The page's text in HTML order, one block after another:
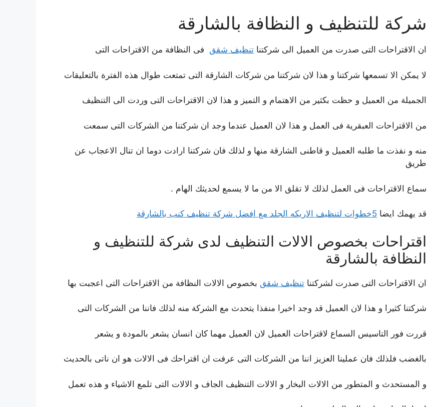
شركة للتنظيف و النظافة بالشارقة
ان الاقتراحات التى صدرت من العميل الى شركتنا تنظيف شقق فى النظافة من الاقتراحات التى
لا يمكن الا تسمعها شركتنا و هذا لان شركتنا من شركات الشارقة التى تمتعت طوال هذه الفترة بالتعليقات
الجميلة من العميل و حظت بكثير من الاهتمام و التميز و هذا لان الاقتراحات التى وردت الى التنظيف
من الاقتراحات العبقرية فى العمل و هذا لان العميل عندما وجد ان شركتنا من الشركات التى سمعت
منه و نفذت ما طلبه العميل و قاطنى الشارقة منها و لذلك فان شركتنا ارادت دوما ان تنال الاعجاب عن
طريق
سماع الاقتراحات فى العمل لذلك لا تقلق الا من ما لا يسمع لحديثك الهام .
قد يهمك ايضا 5خطوات لتنظيف الاريكه الجلد مع افضل شركة تنظيف كنب بالشارقة
اقتراحات بخصوص الالات التنظيف لدى شركة للتنظيف و
النظافة بالشارقة
ان الاقتراحات التى صدرت لشركتنا تنظيف شقق بخصوص الالات النظافة من الاقتراحات التى اعجبت بها
شركتنا كثيرا و هذا لان العميل قد وجد اخيرا منفذا يتحدث مع الشركة منه لذلك فاننا من الشركات التى
قررت فور التاسيس السماع لاقتراحات العميل لان العميل مهما كان انسان يشعر بالمودة و يشعر
بالغضب فلذلك فان عملينا العزيز اننا من الشركات التى عرفت ان اقتراحك فى الالات هو ان ناتى بالحديث
و المستحدث و المتطور من الالات البخار و الالات التنظيف الجاف و الالات التى تلمع الاشياء و هذه تعمل